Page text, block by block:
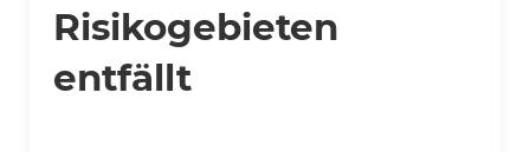
Risikogebieten
entfällt